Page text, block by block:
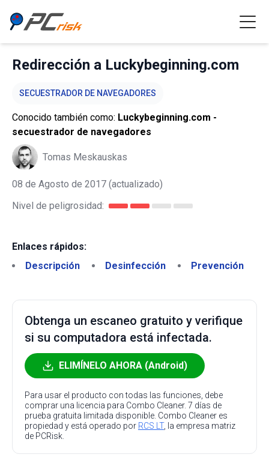
Redirección a Luckybeginning.com
SECUESTRADOR DE NAVEGADORES
Conocido también como: Luckybeginning.com -
secuestrador de navegadores
Tomas Meskauskas
08 de Agosto de 2017 (actualizado)
Nivel de peligrosidad:
Enlaces rápidos:
Descripción
Desinfección Prevención
Obtenga un escaneo gratuito y verifique
si su computadora está infectada.
ELIMÍNELO AHORA (Android)
Para usar el producto con todas las funciones, debe
comprar una licencia para Combo Cleaner. 7 días de
prueba gratuita limitada disponible. Combo Cleaner es
propiedad y está operado por RCS LT, la empresa matriz
de PCRisk.